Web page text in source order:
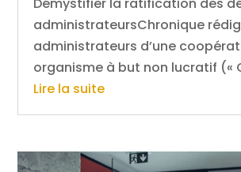
administrateursChronique
administrateurs d’une
organisme à but non lucratif («
Lire la suite